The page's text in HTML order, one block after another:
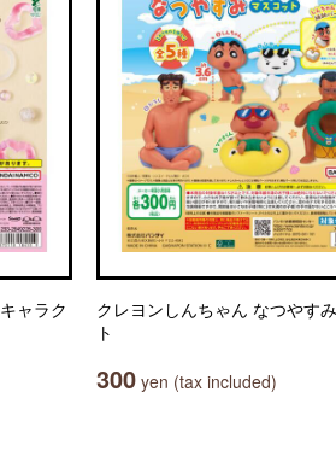
ャラク
クレヨンしんちゃん なつやす
ト
300 yen (tax included)